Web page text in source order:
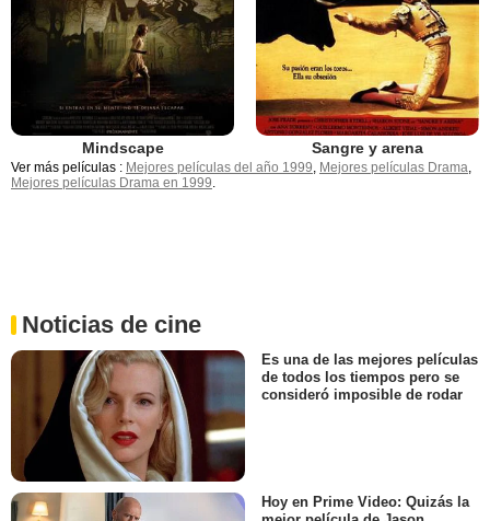
Mindscape Sangre y arena
Ver más películas : Mejores películas del año 1999, Mejores películas Drama,
Mejores películas Drama en 1999.
Noticias de cine
Es una de las mejores películas
de todos los tiempos pero se
consideró imposible de rodar
Hoy en Prime Video: Quizás la